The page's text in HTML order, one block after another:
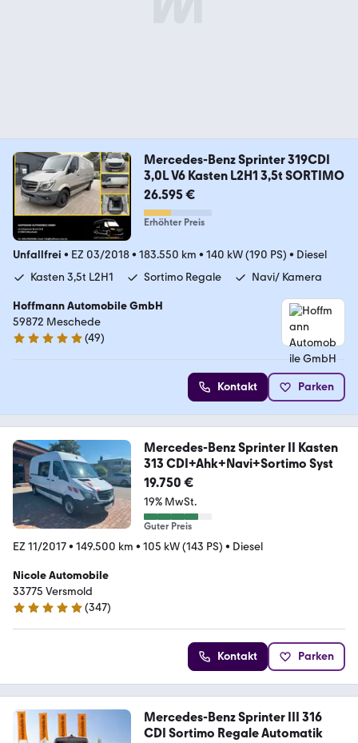
Mercedes-Benz Sprinter 319CDI
3,0L V6 Kasten L2H1 3,5t SORTIMO
26.595 €
Erhöhter Preis
Unfallfrei • EZ 03/2018• 183.550 km • 140 kW (190 PS) • Diesel
Kasten 3,5t L2H1
Sortimo Regale Navi/ Kamera
Hoffmann Automobile GmbH
59872 Meschede
4.9 Sterne
(49)
Kontakt Parken
Mercedes-Benz Sprinter II Kasten
313 CDI+Ahk+Navi+Sortimo Syst
19.750 €
19% MwSt.
Guter Preis
EZ 11/2017• 149.500 km • 105 kW (143 PS) • Diesel
Nicole Automobile
33775 Versmold
4.9 Sterne
(347)
Kontakt Parken
Mercedes-Benz Sprinter III 316
CDI Sortimo Regale Automatik